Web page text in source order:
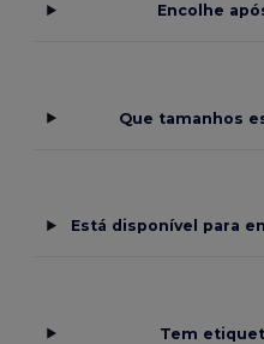
Encolhe
Que tamanhos
Está disponível para
Tem